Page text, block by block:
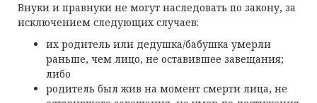
Внуки и правнуки не могут наследовать по закону, за
исключением следующих случаев:
их родитель или дедушка/бабушка умерли
раньше, чем лицо, не оставившее завещания;
либо
родитель был жив на момент смерти лица, не